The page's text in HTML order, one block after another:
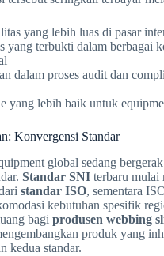
yang lebih luas di pasar
yang terbukti dalam berbagai
dalam proses audit dan
yang lebih baik untuk
Konvergensi Standar
global sedang
Standar SNI terbaru mulai
standar ISO, sementara
kebutuhan spesifik
bagi produsen webbing
produk yang
kedua standar.